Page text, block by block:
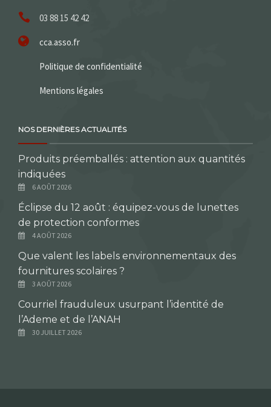
03 88 15 42 42
cca.asso.fr
Politique de confidentialité
Mentions légales
NOS DERNIÈRES ACTUALITÉS
Produits préemballés : attention aux quantités
indiquées
6 AOÛT 2026
Éclipse du 12 août : équipez-vous de lunettes
de protection conformes
4 AOÛT 2026
Que valent les labels environnementaux des
fournitures scolaires ?
3 AOÛT 2026
Courriel frauduleux usurpant l’identité de
l’Ademe et de l’ANAH
30 JUILLET 2026